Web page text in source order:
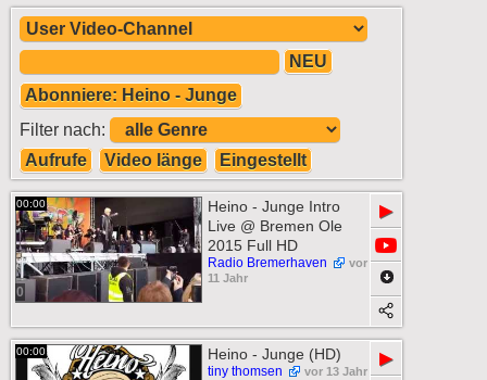
NEU
Abonniere: Heino - Junge
Filter nach:
Aufrufe
Video länge Eingestellt
00:00
0
Heino - Junge Intro
Live @ Bremen Ole
2015 Full HD
Radio Bremerhaven
vor
11 Jahr
▶
00:00 Heino - Junge (HD)
tiny thomsen vor 13 Jahr
▶